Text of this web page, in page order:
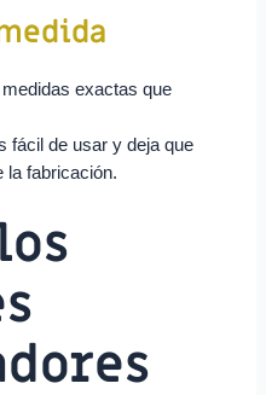
exactas que
fácil de usar y deja que
la fabricación.